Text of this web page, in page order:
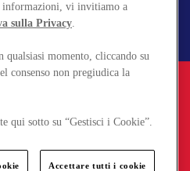
informazioni, vi invitiamo a
sulla Privacy.
qualsiasi momento, cliccando su
consenso non pregiudica la
qui sotto su “Gestisci i Cookie”.
Accettare tutti i cookie